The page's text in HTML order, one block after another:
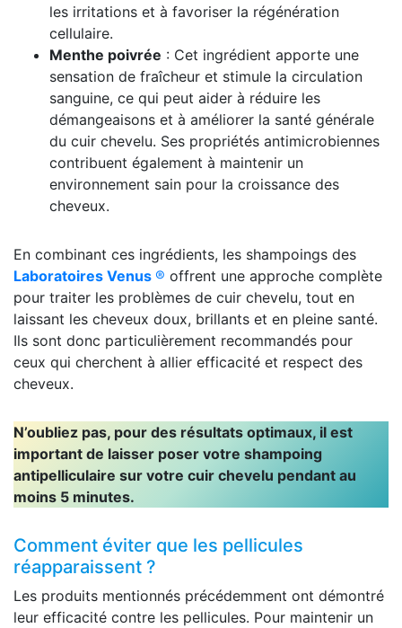
les irritations et à favoriser la régénération
cellulaire.
Menthe poivrée : Cet ingrédient apporte une
sensation de fraîcheur et stimule la circulation
sanguine, ce qui peut aider à réduire les
démangeaisons et à améliorer la santé générale
du cuir chevelu. Ses propriétés antimicrobiennes
contribuent également à maintenir un
environnement sain pour la croissance des
cheveux.
En combinant ces ingrédients, les shampoings des
Laboratoires Venus ® offrent une approche complète
pour traiter les problèmes de cuir chevelu, tout en
laissant les cheveux doux, brillants et en pleine santé.
Ils sont donc particulièrement recommandés pour
ceux qui cherchent à allier efficacité et respect des
cheveux.
N’oubliez pas, pour des résultats optimaux, il est
important de laisser poser votre shampoing
antipelliculaire sur votre cuir chevelu pendant au
moins 5 minutes.
Comment éviter que les pellicules
réapparaissent ?
Les produits mentionnés précédemment ont démontré
leur efficacité contre les pellicules. Pour maintenir un